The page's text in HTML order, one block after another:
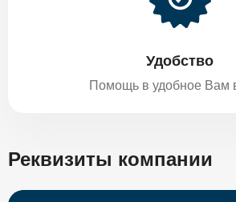
Удобство
Помощь в удобное Вам
Реквизиты компании